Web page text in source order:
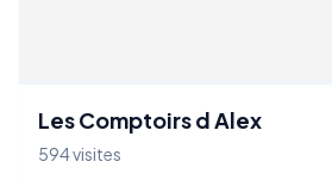
Les Comptoirs d Alex
594 visites